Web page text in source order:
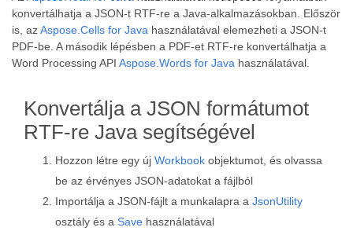
konvertálhatja a JSON-t RTF-re a Java-alkalmazásokban. Először
is, azAspose.Cells for Java használatával elemezheti a JSON-t
PDF-be. A második lépésben a PDF-et RTF-re konvertálhatja a
Word Processing API Aspose.Words for Java használatával.
Konvertálja a JSON formátumot
RTF-re Java segítségével
Hozzon létre egy új Workbook objektumot, és olvassa
be az érvényes JSON-adatokat a fájlból
Importálja a JSON-fájlt a munkalapra a JsonUtility
osztály és a Save használatával